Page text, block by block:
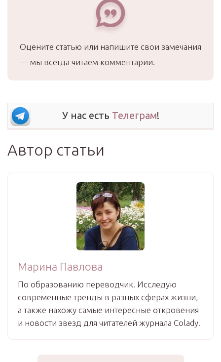
Оцените статью или напишите свои замечания
— мы всегда читаем комментарии.
У нас есть Телеграм!
Автор статьи
Марина Павлова
По образованию переводчик. Исследую
современные тренды в разных сферах жизни,
а также нахожу самые интересные откровения
и новости звезд для читателей журнала Colady.